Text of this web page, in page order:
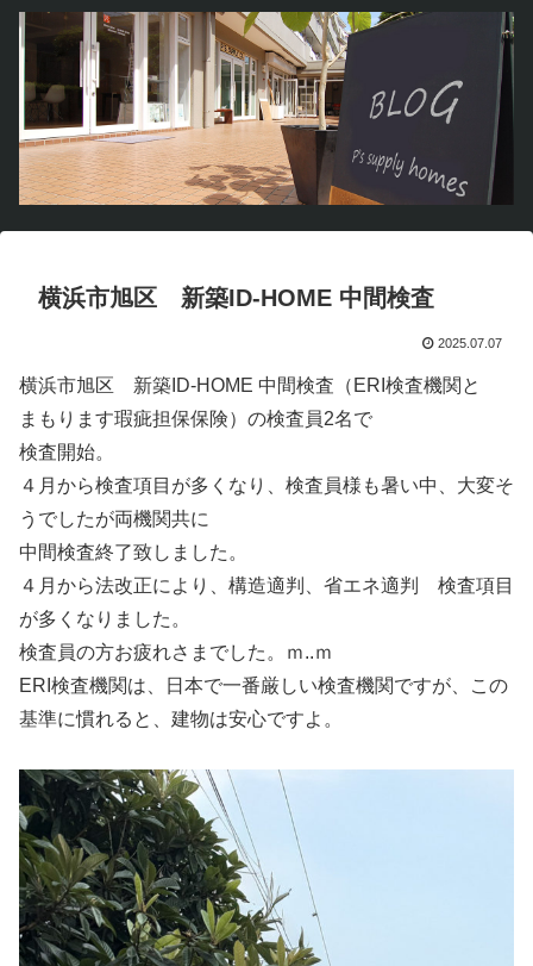
横浜市旭区 新築ID-HOME 中間検査
2025.07.07
横浜市旭区 新築ID-HOME 中間検査（ERI検査機関と
まもります瑕疵担保保険）の検査員2名で
検査開始。
４月から検査項目が多くなり、検査員様も暑い中、大変そ
うでしたが両機関共に
中間検査終了致しました。
４月から法改正により、構造適判、省エネ適判 検査項目
が多くなりました。
検査員の方お疲れさまでした。ｍ..ｍ
ERI検査機関は、日本で一番厳しい検査機関ですが、この
基準に慣れると、建物は安心ですよ。